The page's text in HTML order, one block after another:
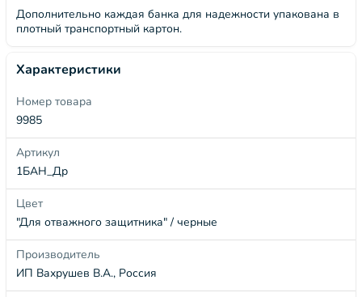
Дополнительно каждая банка для надежности упакована в
плотный транспортный картон.
Характеристики
Номер товара
9985
Артикул
1БАН_Др
Цвет
"Для отважного защитника" / черные
Производитель
ИП Вахрушев В.А., Россия